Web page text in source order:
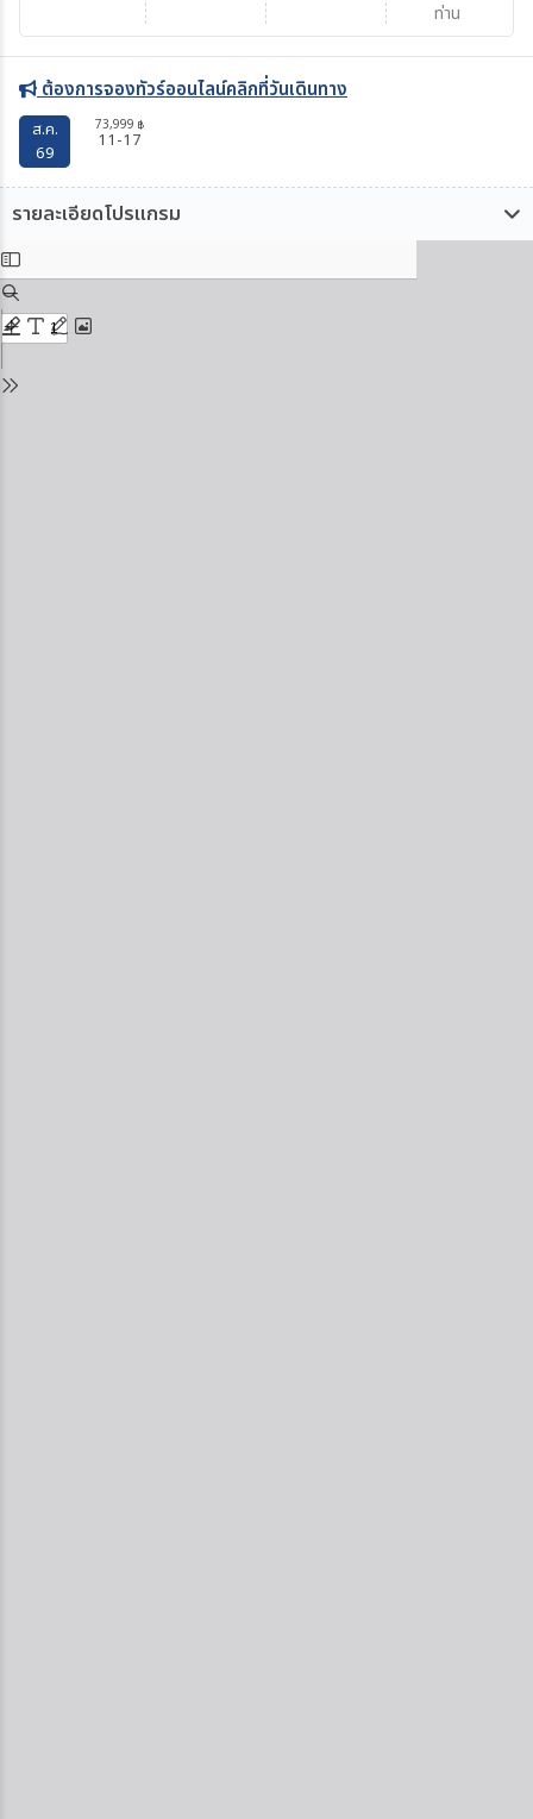
ท่าน
ต้องการจองทัวร์ออนไลน์คลิกที่วันเดินทาง
ส.ค.
69
73,999 ฿
11-17
รายละเอียดโปรแกรม